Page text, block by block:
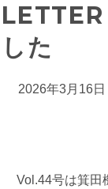
した
2026年3月16日
Vol.44号は箕田